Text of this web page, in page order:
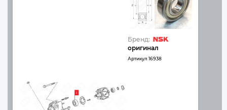
Бренд:
оригинал
Артикул 16938